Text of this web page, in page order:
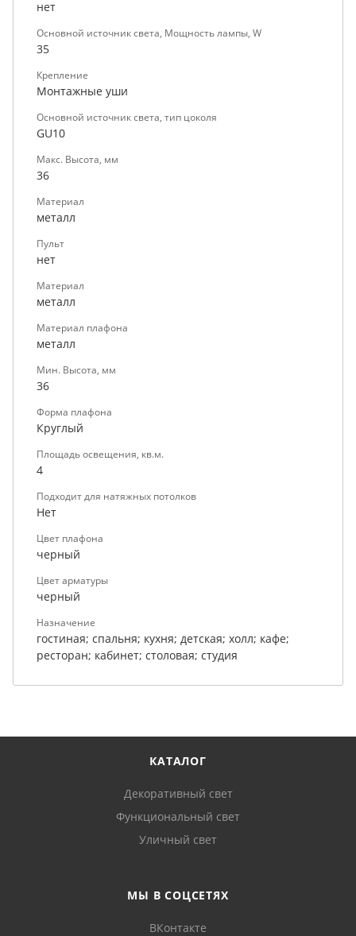
нет
Основной источник света, Мощность лампы, W
35
Крепление
Монтажные уши
Основной источник света, тип цоколя
GU10
Макс. Высота, мм
36
Материал
металл
Пульт
нет
Материал
металл
Материал плафона
металл
Мин. Высота, мм
36
Форма плафона
Круглый
Площадь освещения, кв.м.
4
Подходит для натяжных потолков
Нет
Цвет плафона
черный
Цвет арматуры
черный
Назначение
гостиная; спальня; кухня; детская; холл; кафе;
ресторан; кабинет; столовая; студия
КАТАЛОГ
Декоративный свет
Функциональный свет
Уличный свет
МЫ В СОЦСЕТЯХ
ВКонтакте